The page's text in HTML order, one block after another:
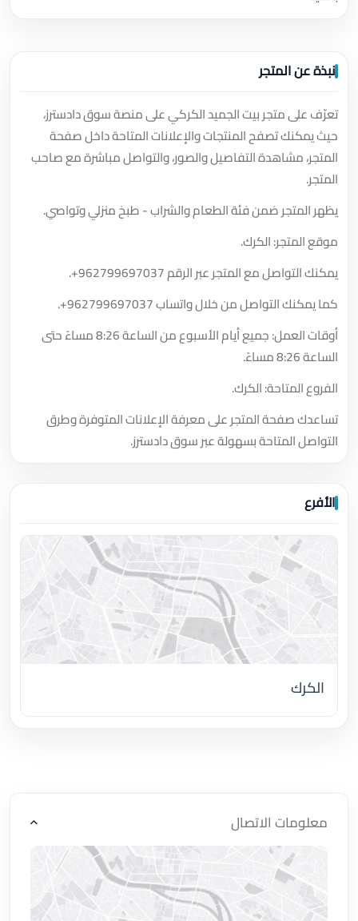
نبذة عن المتجر
تعرّف على متجر بيت الجميد الكركي على منصة سوق دادسترز،
حيث يمكنك تصفح المنتجات والإعلانات المتاحة داخل صفحة
المتجر، مشاهدة التفاصيل والصور، والتواصل مباشرة مع صاحب
المتجر.
يظهر المتجر ضمن فئة الطعام والشراب - طبخ منزلي وتواصي.
موقع المتجر: الكرك.
يمكنك التواصل مع المتجر عبر الرقم+962799697037
.
كما يمكنك التواصل من خلال واتساب+962799697037
.
أوقات العمل: جميع أيام الأسبوع من الساعة 8:26 مساءً حتى
الساعة 8:26 مساءً.
الفروع المتاحة: الكرك.
تساعدك صفحة المتجر على معرفة الإعلانات المتوفرة وطرق
التواصل المتاحة بسهولة عبر سوق دادسترز.
الأفرع
الكرك
معلومات الاتصال